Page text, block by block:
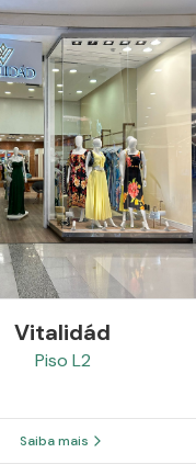
Vitalidád
Piso L2
Saiba mais